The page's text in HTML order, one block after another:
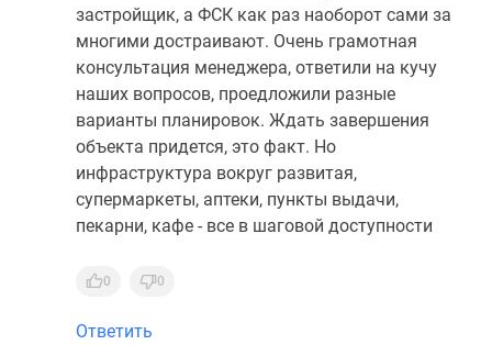
застройщик, а ФСК как раз наоборот сами за
многими достраивают. Очень грамотная
консультация менеджера, ответили на кучу
наших вопросов, проедложили разные
варианты планировок. Ждать завершения
объекта придется, это факт. Но
инфраструктура вокруг развитая,
супермаркеты, аптеки, пункты выдачи,
пекарни, кафе - все в шаговой доступности
0 0
Ответить